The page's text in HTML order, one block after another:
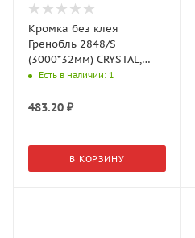
Кромка без клея
Гренобль 2848/S
(3000*32мм) CRYSTAL,
АМК-Троя
Есть в наличии: 1
483.20 ₽
В КОРЗИНУ